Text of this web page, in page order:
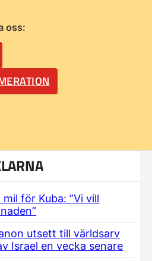
oss:
för Kuba: ”Vi vill
utsett till världsarv
Israel en vecka senare